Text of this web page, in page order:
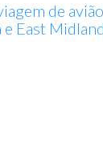
de
East